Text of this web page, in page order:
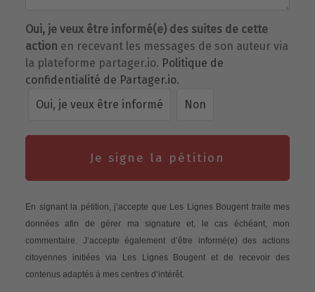
Oui, je veux être informé(e) des suites de cette
action en recevant les messages de son auteur via
la plateforme partager.io. Politique de
confidentialité de Partager.io.
Oui, je veux être informé
Non
Je signe la pétition
En signant la pétition, j’accepte que Les Lignes Bougent traite mes
données afin de gérer ma signature et, le cas échéant, mon
commentaire. J’accepte également d’être informé(e) des actions
citoyennes initiées via Les Lignes Bougent et de recevoir des
contenus adaptés à mes centres d’intérêt.